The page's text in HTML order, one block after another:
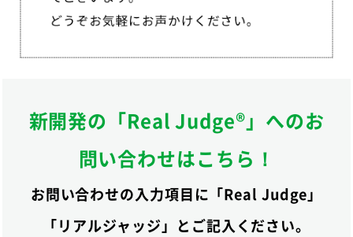
新開発の「Real Judge®」へのお
問い合わせはこちら！
お問い合わせの入力項目に「Real Judge」
「リアルジャッジ」とご記入ください。